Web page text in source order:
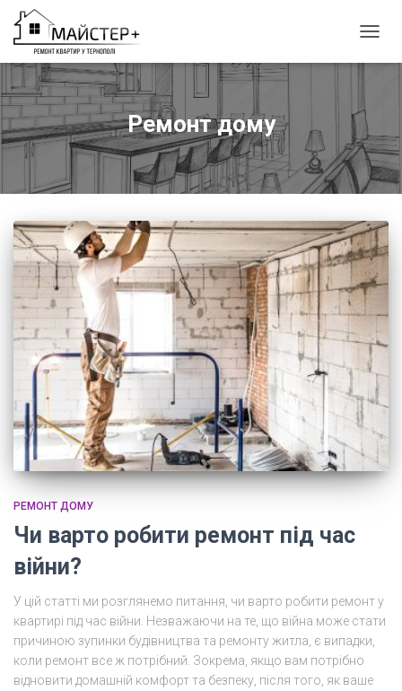
Ремонт дому
РЕМОНТ ДОМУ
Чи варто робити ремонт під час
війни?
У цій статті ми розглянемо питання, чи варто робити ремонт у
квартирі під час війни. Незважаючи на те, що війна може стати
причиною зупинки будівництва та ремонту житла, є випадки,
коли ремонт все ж потрібний. Зокрема, якщо вам потрібно
відновити домашній комфорт та безпеку, після того, як ваше